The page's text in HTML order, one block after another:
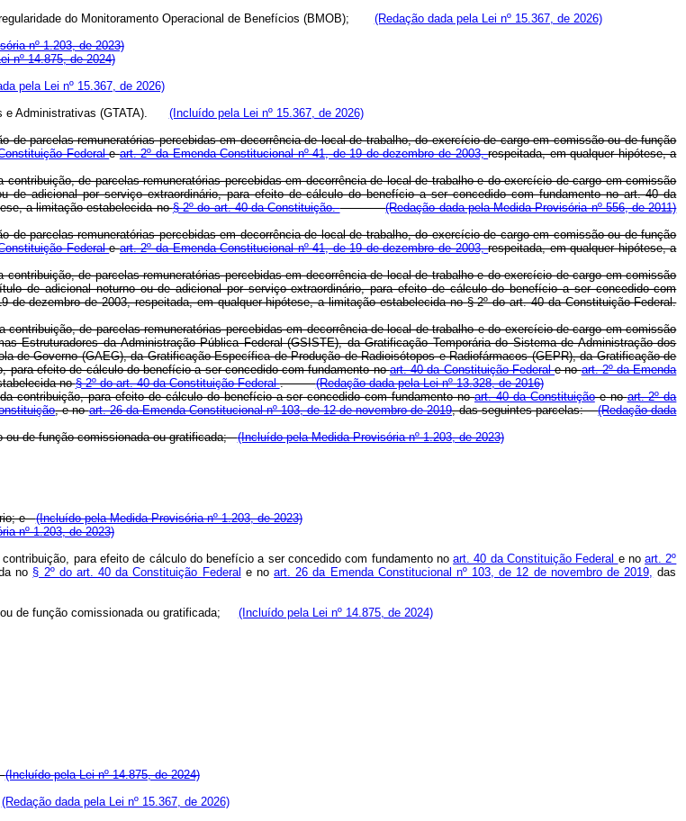
do Monitoramento Operacional de Benefícios (BMOB); (Redação dada pela Lei nº 15.367, de 2026)
nº 1.203, de 2023)
nº 14.875, de 2024)
pela Lei nº 15.367, de 2026)
e Administrativas (GTATA). (Incluído pela Lei nº 15.367, de 2026)
parcelas remuneratórias percebidas em decorrência de local de trabalho, do exercício de cargo em comissão ou de função
Federaleart. 2º da Emenda Constitucional nº 41, de 19 de dezembro de 2003,respeitada, em qualquer hipótese, a
de parcelas remuneratórias percebidas em decorrência de local de trabalho e do exercício de cargo em comissão
adicional por serviço extraordinário, para efeito de cálculo do benefício a ser concedido com fundamento no art. 40 da
a limitação estabelecida no§ 2º do art. 40 da Constituição.
(Redação dada pela Medida Provisória nº 556, de 2011)
parcelas remuneratórias percebidas em decorrência de local de trabalho, do exercício de cargo em comissão ou de função
Federaleart. 2º da Emenda Constitucional nº 41, de 19 de dezembro de 2003,respeitada, em qualquer hipótese, a
de parcelas remuneratórias percebidas em decorrência de local de trabalho e do exercício de cargo em comissão
de adicional noturno ou de adicional por serviço extraordinário, para efeito de cálculo do benefício a ser concedido com
dezembro de 2003, respeitada, em qualquer hipótese, a limitação estabelecida no § 2º do art. 40 da Constituição Federal.
de parcelas remuneratórias percebidas em decorrência de local de trabalho e do exercício de cargo em comissão
Estruturadores da Administração Pública Federal (GSISTE), da Gratificação Temporária do Sistema de Administração dos
de Governo (GAEG), da Gratificação Específica de Produção de Radioisótopos e Radiofármacos (GEPR), da Gratificação de
para efeito de cálculo do benefício a ser concedido com fundamento noart. 40 da Constituição Federale noart. 2º da Emenda
no§ 2º do art. 40 da Constituição Federal.(Redação dada pela Lei nº 13.328, de 2016)
contribuição, para efeito de cálculo do benefício a ser concedido com fundamento noart. 40 da Constituiçãoe noart. 2º da
, e noart. 26 da Emenda Constitucional nº 103, de 12 de novembro de 2019, das seguintes parcelas:(Redação dada
ou de função comissionada ou gratificada;(Incluído pela Medida Provisória nº 1.203, de 2023)
e(Incluído pela Medida Provisória nº 1.203, de 2023)
nº 1.203, de 2023)
para efeito de cálculo do benefício a ser concedido com fundamento noart. 40 da Constituição Federal e noart. 2º
no § 2º do art. 40 da Constituição Federal e noart. 26 da Emenda Constitucional nº 103, de 12 de novembro de 2019, das
ou de função comissionada ou gratificada; (Incluído pela Lei nº 14.875, de 2024)
(Incluído pela Lei nº 14.875, de 2024)
(Redação dada pela Lei nº 15.367, de 2026)